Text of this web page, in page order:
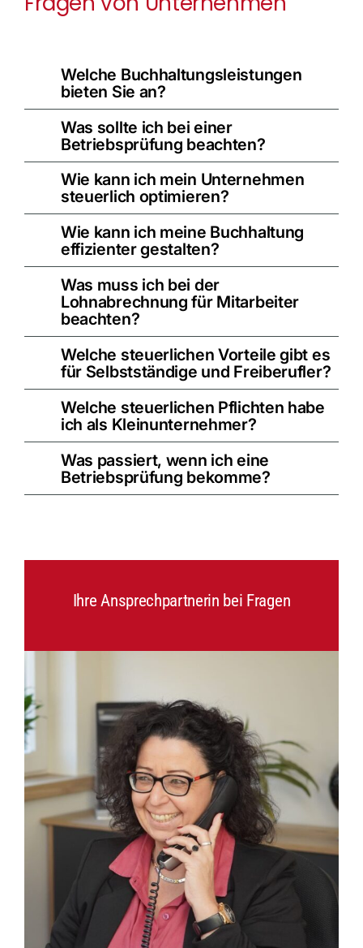
Welche Buchhaltungsleistungen
bieten Sie an?
Was sollte ich bei einer
Betriebsprüfung beachten?
Wie kann ich mein Unternehmen
steuerlich optimieren?
Wie kann ich meine Buchhaltung
effizienter gestalten?
Was muss ich bei der
Lohnabrechnung für Mitarbeiter
beachten?
Welche steuerlichen Vorteile gibt es
für Selbstständige und Freiberufler?
Welche steuerlichen Pflichten habe
ich als Kleinunternehmer?
Was passiert, wenn ich eine
Betriebsprüfung bekomme?
Ihre Ansprechpartnerin bei Fragen